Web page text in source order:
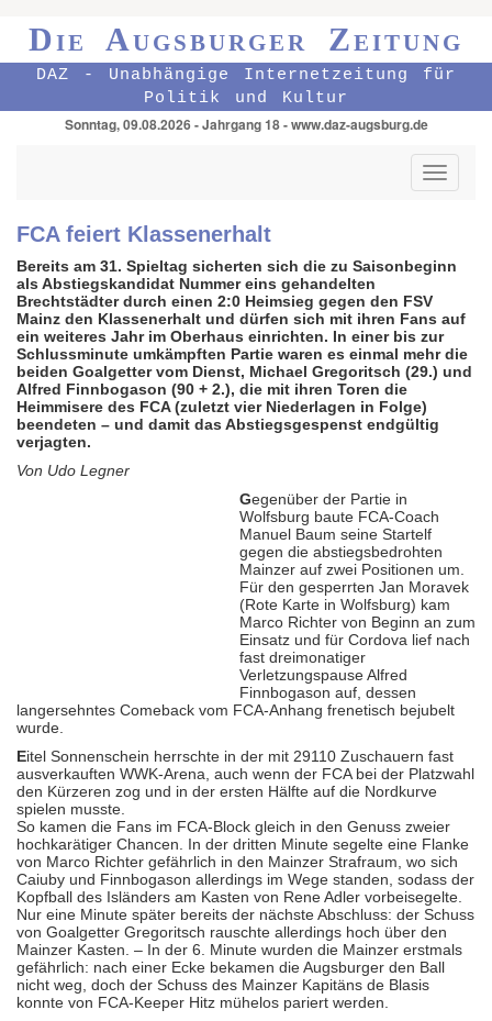
Die Augsburger Zeitung
DAZ - Unabhängige Internetzeitung für
Politik und Kultur
Sonntag, 09.08.2026 - Jahrgang 18 - www.daz-augsburg.de
Toggle
FCA feiert Klassenerhalt
Bereits am 31. Spieltag sicherten sich die zu Saisonbeginn
als Abstiegskandidat Nummer eins gehandelten
Brechtstädter durch einen 2:0 Heimsieg gegen den FSV
Mainz den Klassenerhalt und dürfen sich mit ihren Fans auf
ein weiteres Jahr im Oberhaus einrichten. In einer bis zur
Schlussminute umkämpften Partie waren es einmal mehr die
beiden Goalgetter vom Dienst, Michael Gregoritsch (29.) und
Alfred Finnbogason (90 + 2.), die mit ihren Toren die
Heimmisere des FCA (zuletzt vier Niederlagen in Folge)
beendeten – und damit das Abstiegsgespenst endgültig
verjagten.
Von Udo Legner
Gegenüber der Partie in
Wolfsburg baute FCA-Coach
Manuel Baum seine Startelf
gegen die abstiegsbedrohten
Mainzer auf zwei Positionen um.
Für den gesperrten Jan Moravek
(Rote Karte in Wolfsburg) kam
Marco Richter von Beginn an zum
Einsatz und für Cordova lief nach
fast dreimonatiger
Verletzungspause Alfred
Finnbogason auf, dessen
langersehntes Comeback vom FCA-Anhang frenetisch bejubelt
wurde.
Eitel Sonnenschein herrschte in der mit 29110 Zuschauern fast
ausverkauften WWK-Arena, auch wenn der FCA bei der Platzwahl
den Kürzeren zog und in der ersten Hälfte auf die Nordkurve
spielen musste.
So kamen die Fans im FCA-Block gleich in den Genuss zweier
hochkarätiger Chancen. In der dritten Minute segelte eine Flanke
von Marco Richter gefährlich in den Mainzer Strafraum, wo sich
Caiuby und Finnbogason allerdings im Wege standen, sodass der
Kopfball des Isländers am Kasten von Rene Adler vorbeisegelte.
Nur eine Minute später bereits der nächste Abschluss: der Schuss
von Goalgetter Gregoritsch rauschte allerdings hoch über den
Mainzer Kasten. – In der 6. Minute wurden die Mainzer erstmals
gefährlich: nach einer Ecke bekamen die Augsburger den Ball
nicht weg, doch der Schuss des Mainzer Kapitäns de Blasis
konnte von FCA-Keeper Hitz mühelos pariert werden.